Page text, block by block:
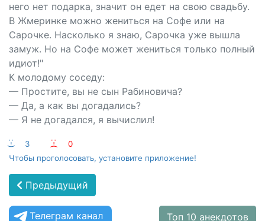
него нет подарка, значит он едет на свою свадьбу.
В Жмеринке можно жениться на Софе или на
Сарочке. Насколько я знаю, Сарочка уже вышла
замуж. Но на Софе может жениться только полный
идиот!"
К молодому соседу:
— Простите, вы не сын Рабиновича?
— Да, а как вы догадались?
— Я не догадался, я вычислил!
:-) 3 :-(
0
Чтобы проголосовать, установите приложение!
Предыдущий
Телеграм канал Топ 10 анекдотов